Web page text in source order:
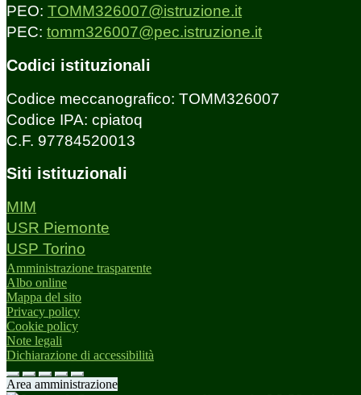
PEO: TOMM326007@istruzione.it
PEC: tomm326007@pec.istruzione.it
Codici istituzionali
Codice meccanografico: TOMM326007
Codice IPA: cpiatoq
C.F. 97784520013
Siti istituzionali
MIM
USR Piemonte
USP Torino
Amministrazione trasparente
Albo online
Mappa del sito
Privacy policy
Cookie policy
Note legali
Dichiarazione di accessibilità
Area amministrazione